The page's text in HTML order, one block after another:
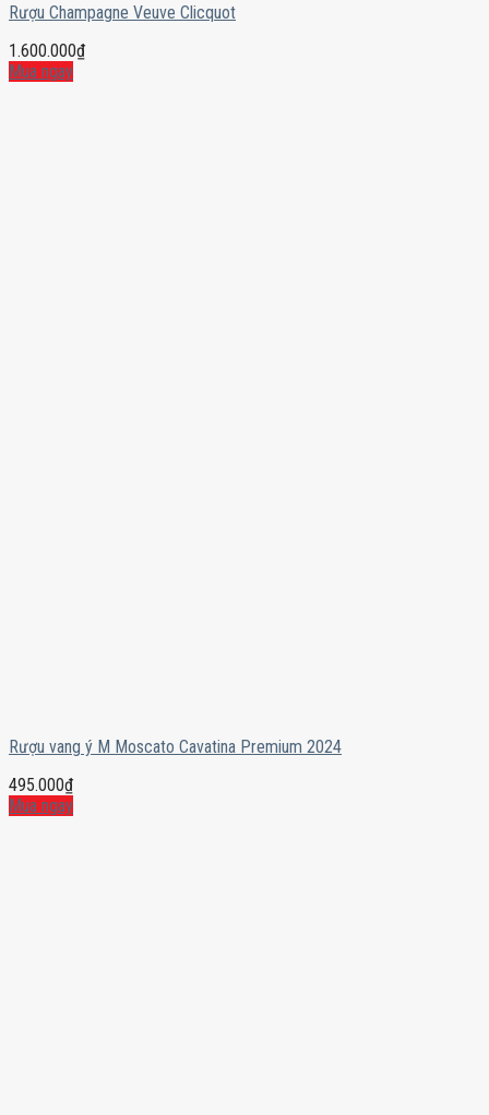
Rượu Champagne Veuve Clicquot
1.600.000₫
Mua ngay
Rượu vang ý M Moscato Cavatina Premium 2024
495.000₫
Mua ngay